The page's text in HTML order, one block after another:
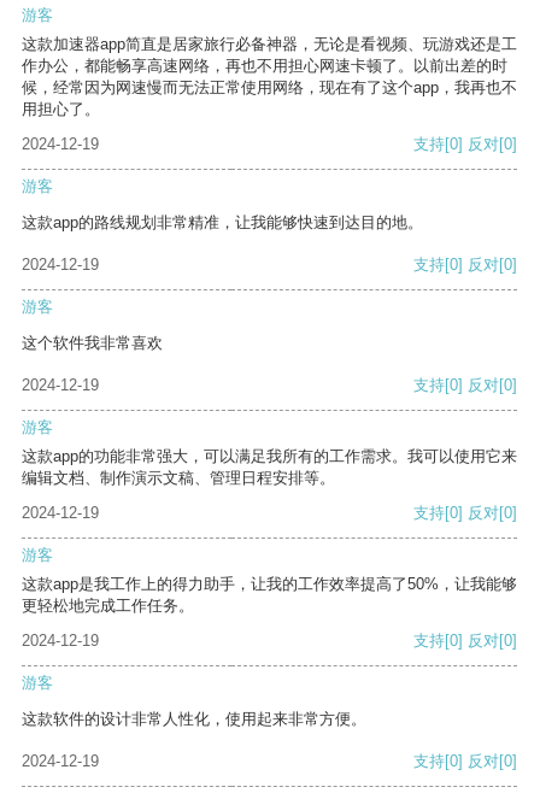
游客
这款加速器app简直是居家旅行必备神器，无论是看视频、玩游戏还是工
作办公，都能畅享高速网络，再也不用担心网速卡顿了。以前出差的时
候，经常因为网速慢而无法正常使用网络，现在有了这个app，我再也不
用担心了。
2024-12-19
支持[0] 反对[0]
游客
这款app的路线规划非常精准，让我能够快速到达目的地。
2024-12-19 支持[0] 反对[0]
游客
这个软件我非常喜欢
2024-12-19 支持[0] 反对[0]
游客
这款app的功能非常强大，可以满足我所有的工作需求。我可以使用它来
编辑文档、制作演示文稿、管理日程安排等。
2024-12-19
支持[0] 反对[0]
游客
这款app是我工作上的得力助手，让我的工作效率提高了50%，让我能够
更轻松地完成工作任务。
2024-12-19
支持[0] 反对[0]
游客
这款软件的设计非常人性化，使用起来非常方便。
2024-12-19 支持[0] 反对[0]